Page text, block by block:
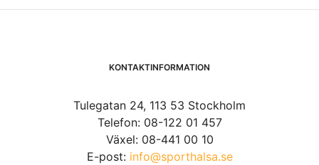
KONTAKTINFORMATION
Tulegatan 24, 113 53 Stockholm
Telefon: 08-122 01 457
Växel: 08-441 00 10
E-post: info@sporthalsa.se